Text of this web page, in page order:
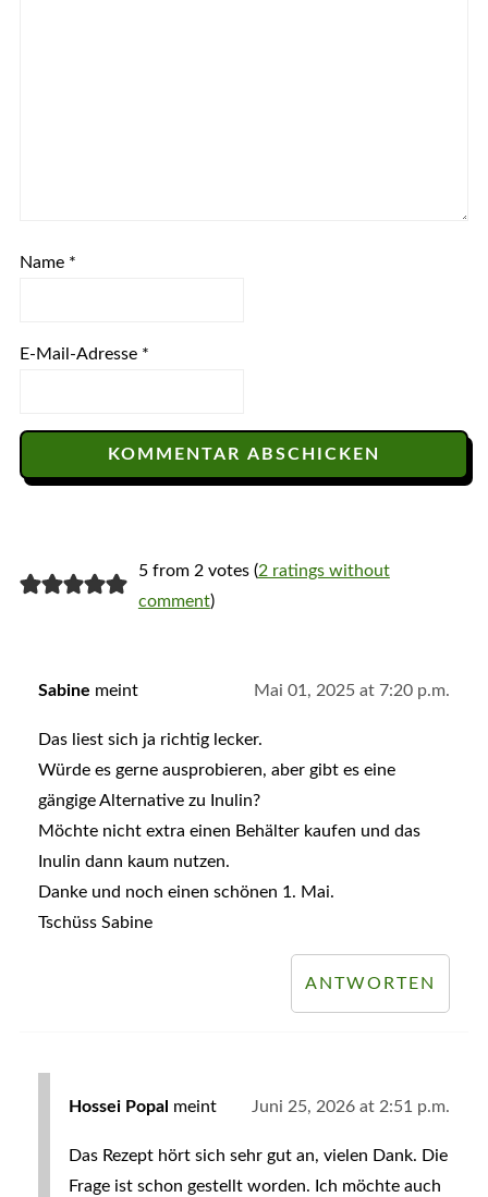
Name *
E-Mail-Adresse *
5 from 2 votes (2 ratings without
comment)
Sabine meint Mai 01, 2025 at 7:20 p.m.
Das liest sich ja richtig lecker.
Würde es gerne ausprobieren, aber gibt es eine
gängige Alternative zu Inulin?
Möchte nicht extra einen Behälter kaufen und das
Inulin dann kaum nutzen.
Danke und noch einen schönen 1. Mai.
Tschüss Sabine
ANTWORTEN
Hossei Popal meint Juni 25, 2026 at 2:51 p.m.
Das Rezept hört sich sehr gut an, vielen Dank. Die
Frage ist schon gestellt worden. Ich möchte auch